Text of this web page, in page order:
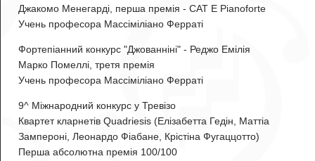
Джакомо Менегарді , перша премія - CAT E Pianoforte
Учень професора Массіміліано Ферраті
Фортепіанний конкурс "Джованніні" - Реджо Емілія
Марко Помеллі , третя премія
Учень професора Массіміліано Ферраті
9^ Міжнародний конкурс у Тревізо
Квартет кларнетів Quadriesis (Елізабетта Гедін, Маттіа
Зампероні, Леонардо Фіабане, Крістіна Фугаццотто)
Перша абсолютна премія 100/100